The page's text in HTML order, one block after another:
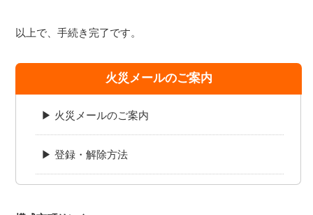
以上で、手続き完了です。
火災メールのご案内
▶ 火災メールのご案内
▶ 登録・解除方法